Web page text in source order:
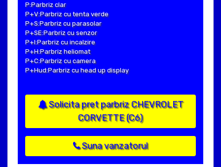
P:Parbriz clar
P+V:Parbriz cu tenta verde
P+S:Parbriz cu parasolar
P+SE:Parbriz cu senzor
P+I:Parbriz cu incalzire
P+H:Parbriz heliomat
P+C:Parbriz cu camera
P+Hud:Parbriz cu head up display
Solicita pret parbriz CHEVROLET
CORVETTE (C6)
Suna vanzatorul